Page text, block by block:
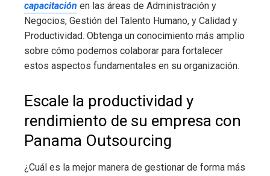
capacitación en las áreas de Administración y
Negocios, Gestión del Talento Humano, y Calidad y
Productividad. Obtenga un conocimiento más amplio
sobre cómo podemos colaborar para fortalecer
estos aspectos fundamentales en su organización.
Escale la productividad y
rendimiento de su empresa con
Panama Outsourcing
¿Cuál es la mejor manera de gestionar de forma más